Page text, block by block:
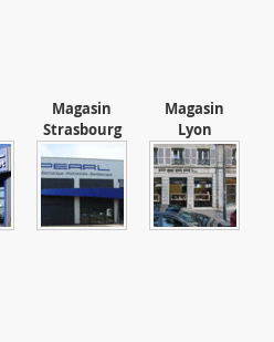
Magasin
Strasbourg
Magasin
Lyon